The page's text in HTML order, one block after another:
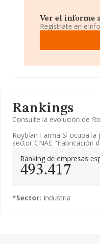
Ver el informe
Regístrate en
Rankings
Consulte la evolución de
Royblan Farma Sl ocupa
sector CNAE "Fabricación
Ranking de empresas
493.417
*Sector: Industria